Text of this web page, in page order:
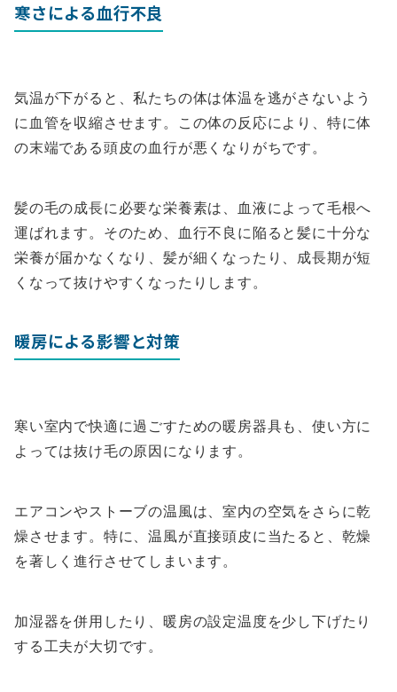
寒さによる血行不良
気温が下がると、私たちの体は体温を逃がさないよう
に血管を収縮させます。この体の反応により、特に体
の末端である頭皮の血行が悪くなりがちです。
髪の毛の成長に必要な栄養素は、血液によって毛根へ
運ばれます。そのため、血行不良に陥ると髪に十分な
栄養が届かなくなり、髪が細くなったり、成長期が短
くなって抜けやすくなったりします。
暖房による影響と対策
寒い室内で快適に過ごすための暖房器具も、使い方に
よっては抜け毛の原因になります。
エアコンやストーブの温風は、室内の空気をさらに乾
燥させます。特に、温風が直接頭皮に当たると、乾燥
を著しく進行させてしまいます。
加湿器を併用したり、暖房の設定温度を少し下げたり
する工夫が大切です。